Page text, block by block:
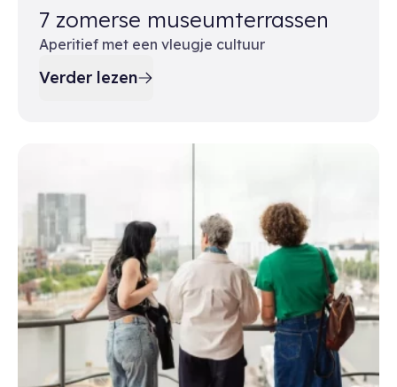
7 zomerse museumterrassen
Aperitief met een vleugje cultuur
Verder lezen